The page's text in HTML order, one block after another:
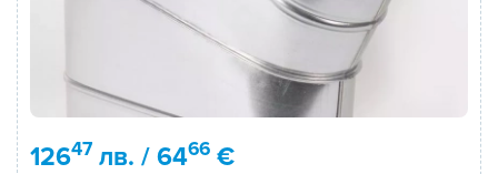
12647 лв. / 6466 €